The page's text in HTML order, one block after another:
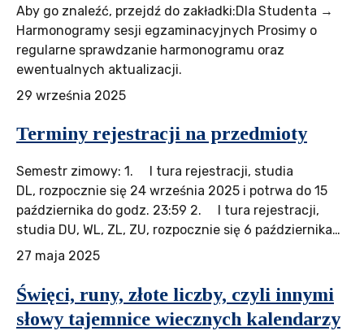
Aby go znaleźć, przejdź do zakładki:Dla Studenta →
Harmonogramy sesji egzaminacyjnych Prosimy o
regularne sprawdzanie harmonogramu oraz
ewentualnych aktualizacji.
29 września 2025
Terminy rejestracji na przedmioty
Semestr zimowy: 1. I tura rejestracji, studia
DL, rozpocznie się 24 września 2025 i potrwa do 15
października do godz. 23:59 2. I tura rejestracji,
studia DU, WL, ZL, ZU, rozpocznie się 6 października…
27 maja 2025
Święci, runy, złote liczby, czyli innymi
słowy tajemnice wiecznych kalendarzy